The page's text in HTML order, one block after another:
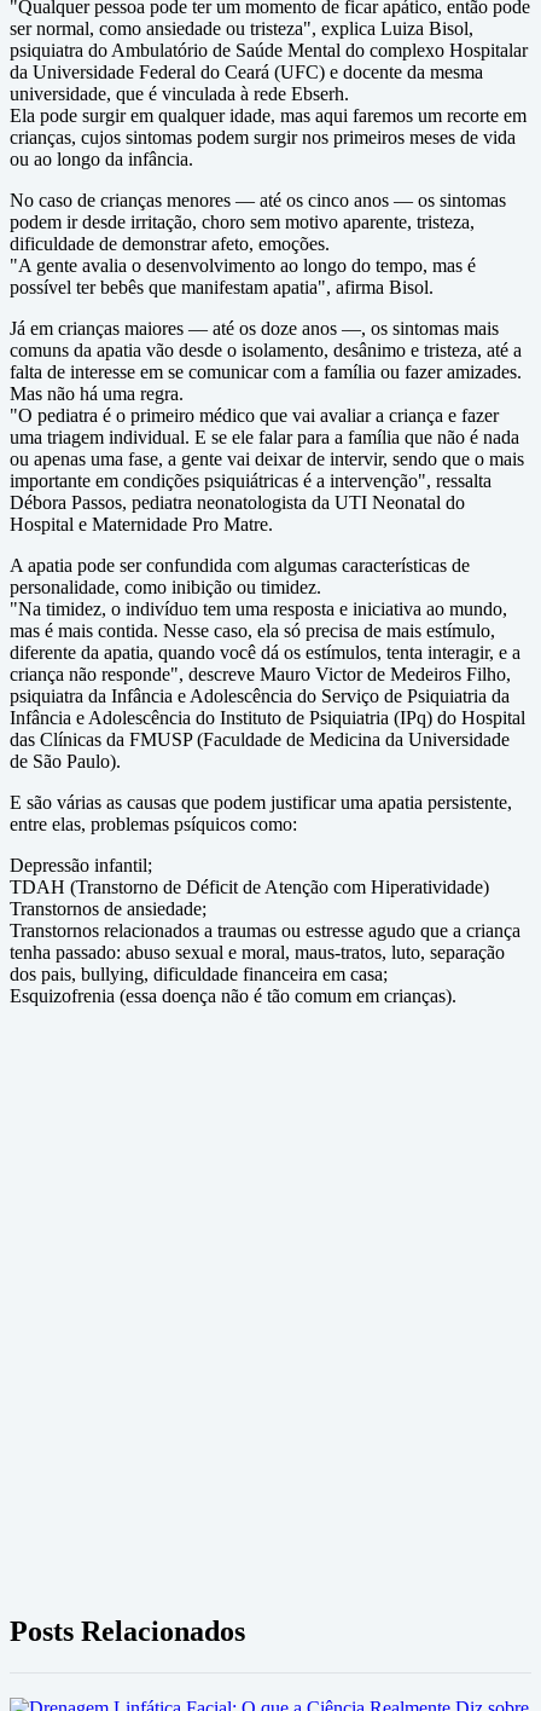
"Qualquer pessoa pode ter um momento de ficar apático, então pode
ser normal, como ansiedade ou tristeza", explica Luiza Bisol,
psiquiatra do Ambulatório de Saúde Mental do complexo Hospitalar
da Universidade Federal do Ceará (UFC) e docente da mesma
universidade, que é vinculada à rede Ebserh.
Ela pode surgir em qualquer idade, mas aqui faremos um recorte em
crianças, cujos sintomas podem surgir nos primeiros meses de vida
ou ao longo da infância.
No caso de crianças menores — até os cinco anos — os sintomas
podem ir desde irritação, choro sem motivo aparente, tristeza,
dificuldade de demonstrar afeto, emoções.
"A gente avalia o desenvolvimento ao longo do tempo, mas é
possível ter bebês que manifestam apatia", afirma Bisol.
Já em crianças maiores — até os doze anos —, os sintomas mais
comuns da apatia vão desde o isolamento, desânimo e tristeza, até a
falta de interesse em se comunicar com a família ou fazer amizades.
Mas não há uma regra.
"O pediatra é o primeiro médico que vai avaliar a criança e fazer
uma triagem individual. E se ele falar para a família que não é nada
ou apenas uma fase, a gente vai deixar de intervir, sendo que o mais
importante em condições psiquiátricas é a intervenção", ressalta
Débora Passos, pediatra neonatologista da UTI Neonatal do
Hospital e Maternidade Pro Matre.
A apatia pode ser confundida com algumas características de
personalidade, como inibição ou timidez.
"Na timidez, o indivíduo tem uma resposta e iniciativa ao mundo,
mas é mais contida. Nesse caso, ela só precisa de mais estímulo,
diferente da apatia, quando você dá os estímulos, tenta interagir, e a
criança não responde", descreve Mauro Victor de Medeiros Filho,
psiquiatra da Infância e Adolescência do Serviço de Psiquiatria da
Infância e Adolescência do Instituto de Psiquiatria (IPq) do Hospital
das Clínicas da FMUSP (Faculdade de Medicina da Universidade
de São Paulo).
E são várias as causas que podem justificar uma apatia persistente,
entre elas, problemas psíquicos como:
Depressão infantil;
TDAH (Transtorno de Déficit de Atenção com Hiperatividade)
Transtornos de ansiedade;
Transtornos relacionados a traumas ou estresse agudo que a criança
tenha passado: abuso sexual e moral, maus-tratos, luto, separação
dos pais, bullying, dificuldade financeira em casa;
Esquizofrenia (essa doença não é tão comum em crianças).
Posts Relacionados